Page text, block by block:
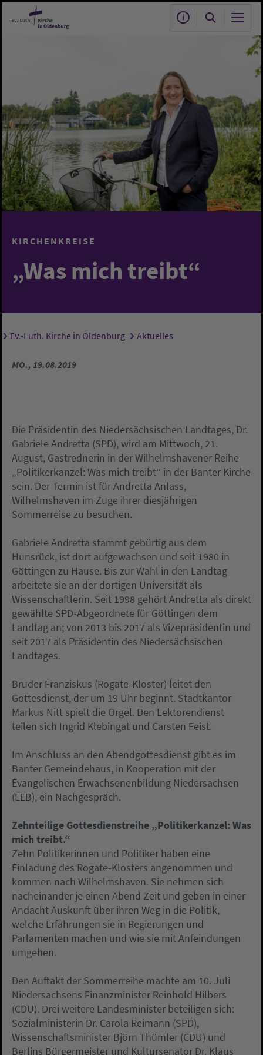
Zum Hauptinhalt springen
KIRCHENKREISE
„Was mich treibt“
Sie sind hier:
Ev.-Luth. Kirche in Oldenburg Aktuelles
MO., 19.08.2019
Die Präsidentin des Niedersächsischen Landtages, Dr.
Gabriele Andretta (SPD), wird am Mittwoch, 21.
August, Gastrednerin in der Wilhelmshavener Reihe
„Politikerkanzel: Was mich treibt“ in der Banter Kirche
sein. Der Termin ist für Andretta Anlass,
Wilhelmshaven im Zuge ihrer diesjährigen
Sommerreise zu besuchen.
Gabriele Andretta stammt gebürtig aus dem
Hunsrück, ist dort aufgewachsen und seit 1980 in
Göttingen zu Hause. Bis zur Wahl in den Landtag
arbeitete sie an der dortigen Universität als
Wissenschaftlerin. Seit 1998 gehört Andretta als direkt
gewählte SPD-Abgeordnete für Göttingen dem
Landtag an; von 2013 bis 2017 als Vizepräsidentin und
seit 2017 als Präsidentin des Niedersächsischen
Landtages.
Bruder Franziskus (Rogate-Kloster) leitet den
Gottesdienst, der um 19 Uhr beginnt. Stadtkantor
Markus Nitt spielt die Orgel. Den Lektorendienst
teilen sich Ingrid Klebingat und Carsten Feist.
Im Anschluss an den Abendgottesdienst gibt es im
Banter Gemeindehaus, in Kooperation mit der
Evangelischen Erwachsenenbildung Niedersachsen
(EEB), ein Nachgespräch.
Zehnteilige Gottesdienstreihe „Politikerkanzel: Was
mich treibt.“
Zehn Politikerinnen und Politiker haben eine
Einladung des Rogate-Klosters angenommen und
kommen nach Wilhelmshaven. Sie nehmen sich
nacheinander je einen Abend Zeit und geben in einer
Andacht Auskunft über ihren Weg in die Politik,
welche Erfahrungen sie in Regierungen und
Parlamenten machen und wie sie mit Anfeindungen
umgehen.
Den Auftakt der Sommerreihe machte am 10. Juli
Niedersachsens Finanzminister Reinhold Hilbers
(CDU). Drei weitere Landesminister beteiligen sich:
Sozialministerin Dr. Carola Reimann (SPD),
Wissenschaftsminister Björn Thümler (CDU) und
Berlins Bürgermeister und Kultursenator Dr. Klaus